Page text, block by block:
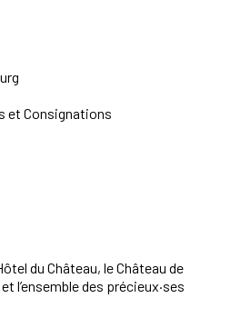
et Consignations
du Château, le Château de
l’ensemble des précieux·ses